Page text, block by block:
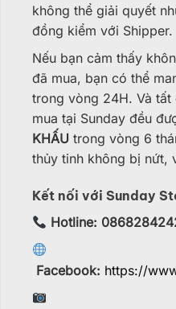
không thể giải quyết
đồng kiểm với Shipper.
Nếu bạn cảm thấy
đã mua, bạn có thể
trong vòng 24H. Và tất
mua tại Sunday đều
KHẤU trong vòng 6
thủy tinh không bị nứt,
Kết nối với Sunday
Hotline:
Facebook: https://